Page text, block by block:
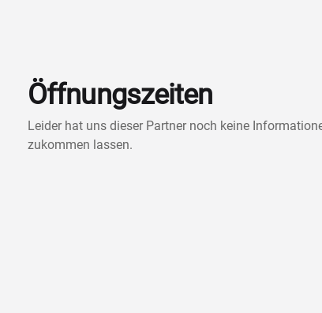
Öffnungszeiten
Leider hat uns dieser Partner noch keine
zukommen lassen.